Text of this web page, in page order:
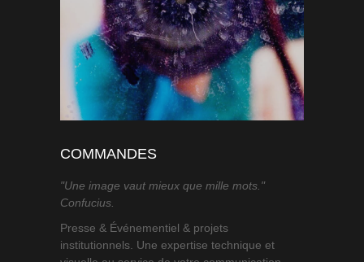
COMMANDES
"Une image vaut mieux que mille mots."
Confucius.
Presse & Événementiel & projets
institutionnels. Une expertise technique et